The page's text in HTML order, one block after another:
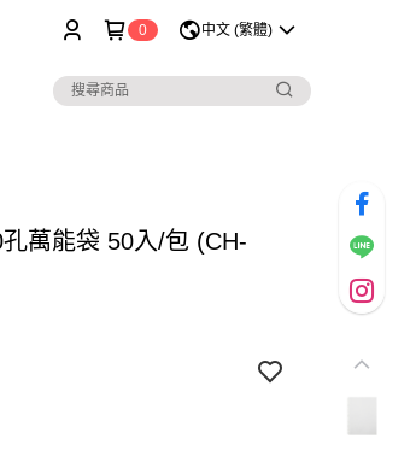
0 中文 (繁體)
孔萬能袋 50入/包 (CH-